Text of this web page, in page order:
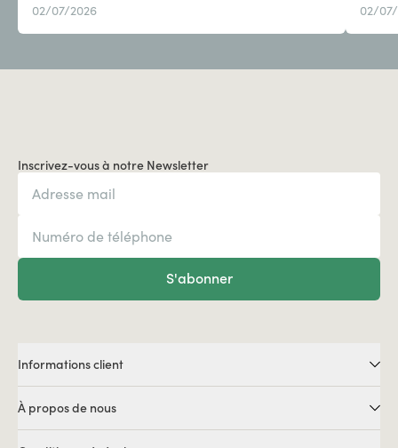
02/07/2026
02/
Inscrivez-vous à notre Newsletter
S'abonner
Informations client
À propos de nous